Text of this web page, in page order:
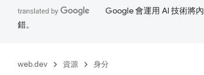
Google 會運用 AI 技術將
錯。
web.dev 資源 身分